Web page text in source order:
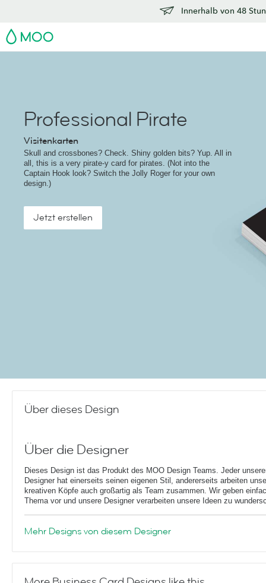
Innerhalb von 48
MOO
Professional Pirate
Visitenkarten
Skull and crossbones? Check. Shiny golden bits? Yup. All in
all, this is a very pirate-y card for pirates. (Not into the
Captain Hook look? Switch the Jolly Roger for your own
design.)
Jetzt erstellen
Über dieses Design
Über die Designer
Dieses Design ist das Produkt des MOO Design Teams. Jeder
Designer hat einerseits seinen eigenen Stil, andererseits arbeiten
kreativen Köpfe auch großartig als Team zusammen. Wir geben
Thema vor und unsere Designer verarbeiten unsere Ideen zu
Mehr Designs von diesem Designer